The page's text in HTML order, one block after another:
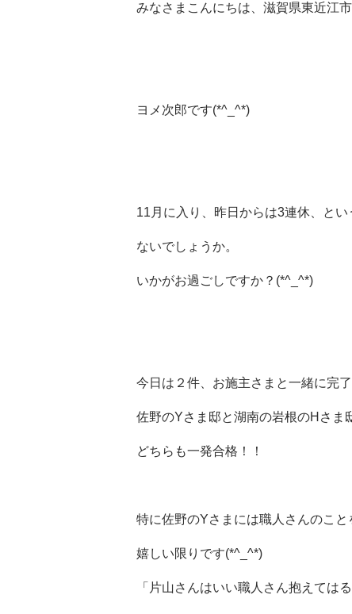
みなさまこんにちは、滋賀県東近
ヨメ次郎です(*^_^*)
11月に入り、昨日からは3連休、と
ないでしょうか。
いかがお過ごしですか？(*^_^*)
今日は２件、お施主さまと一緒に完
佐野のYさま邸と湖南の岩根のHさま
どちらも一発合格！！
特に佐野のYさまには職人さんのこと
嬉しい限りです(*^_^*)
「片山さんはいい職人さん抱えてはる